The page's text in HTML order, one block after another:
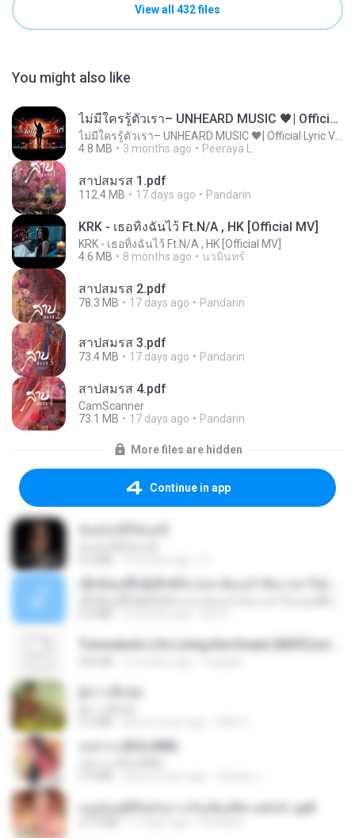
View all 432 files
You might also like
ไม่มีใครรู้ตัวเรา– UNHEARD MUSIC 🖤| Official Lyric Video | เพลงสู้ชีวิต
4.8 MB
3 months ago Peeraya L.
สาปสมรส 1.pdf
112.4 MB 17 days ago Pandarin
KRK - เธอทิ้งฉันไว้ Ft.N/A , HK [Official MV]
KRK - เธอทิ้งฉันไว้ Ft.N/A , HK [Official MV]
4.6 MB
8 months ago นวมินทร์
สาปสมรส 2.pdf
78.3 MB 17 days ago Pandarin
สาปสมรส 3.pdf
73.4 MB 17 days ago Pandarin
สาปสมรส 4.pdf
CamScanner
73.1 MB
17 days ago Pandarin
More files are hidden
Continue in app
กุหลาบ (KULARB)
หนูน้อยสู้ชีวิตกับภารกิจเลี้ยงพี่ชายทั้งห้า.pdf